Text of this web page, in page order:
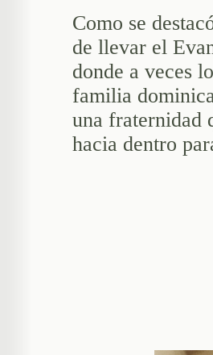
Como se
de llevar el
donde a veces
familia
una fraternidad
hacia dentro